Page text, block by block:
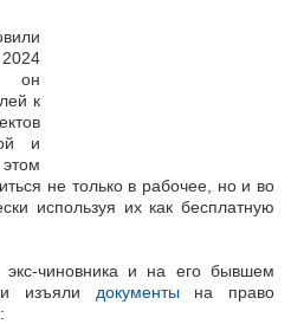
он
к
и
не только в рабочее, но и во
используя их как бесплатную
чиновника и на его бывшем
изъяли документына право